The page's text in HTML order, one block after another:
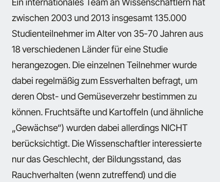
zwischen 2003 und 2013 insgesamt 135.000
Studienteilnehmer im Alter von 35-70 Jahren aus
18 verschiedenen Länder für eine Studie
herangezogen. Die einzelnen Teilnehmer wurde
dabei regelmäßig zum Essverhalten befragt, um
deren Obst- und Gemüseverzehr bestimmen zu
können. Fruchtsäfte und Kartoffeln (und ähnliche
„Gewächse“) wurden dabei allerdings NICHT
berücksichtigt. Die Wissenschaftler interessierte
nur das Geschlecht, der Bildungsstand, das
Rauchverhalten (wenn zutreffend) und die